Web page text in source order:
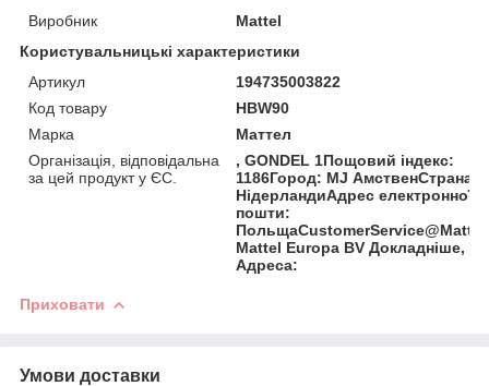
Виробник
Mattel
Користувальницькі характеристики
Артикул
194735003822
Код товару
HBW90
Марка
Маттел
Організація, відповідальна
за цей продукт у ЄС.
, GONDEL 1Пощовий індекс:
1186Город: MJ АмственСтрана:
НідерландиАдрес електронної
пошти:
Mattel Europa BV Докладніше,
Адреса:
Приховати
Умови доставки